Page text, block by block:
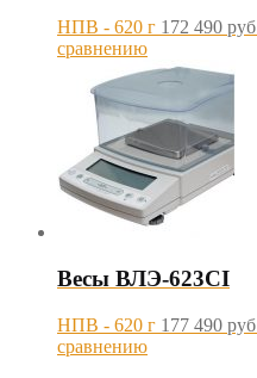
НПВ - 620 г 172 490 руб
сравнению
Весы ВЛЭ-623СI
НПВ - 620 г 177 490 руб
сравнению